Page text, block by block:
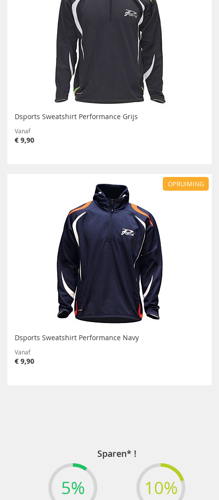
Dsports Sweatshirt Performance Grijs
Vanaf
€ 9,90
OPRUIMING
Dsports Sweatshirt Performance Navy
Vanaf
€ 9,90
Sparen* !
5% 10%